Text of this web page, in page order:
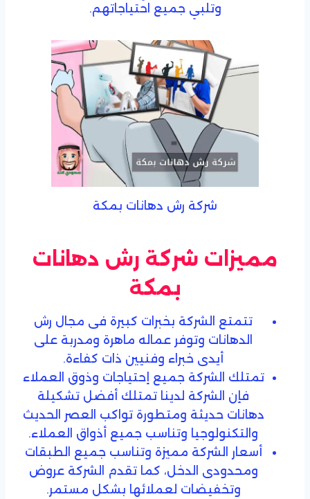
وتلبي جميع احتياجاتهم.
مميزات شركة رش دهانات
بمكة
تتمتع الشركة بخبرات كبيرة فى مجال رش
الدهانات وتوفر عماله ماهرة ومدربة على
أيدى خبراء وفنيين ذات كفاءة.
تمتلك الشركة جميع إحتياجات وذوق العملاء
فإن الشركة لدينا تمتلك أفضل تشكيلة
دهانات حديثة ومتطورة تواكب العصر الحديث
والتكنولوجيا وتناسب جميع أذواق العملاء.
أسعار الشركة مميزة وتناسب جميع الطبقات
ومحدودى الدخل، كما تقدم الشركة عروض
وتخفيضات لعملائها بشكل مستمر.